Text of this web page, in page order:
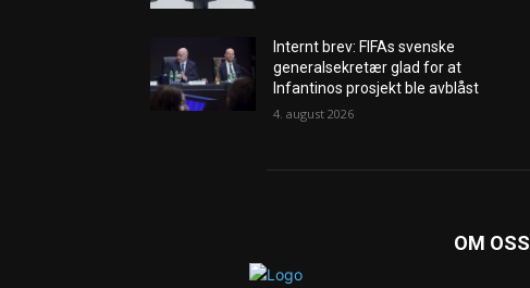
Internt brev: FIFAs svenske
generalsekretær glad for at
Infantinos prosjekt ble avblåst
4. august 2026
OM OSS